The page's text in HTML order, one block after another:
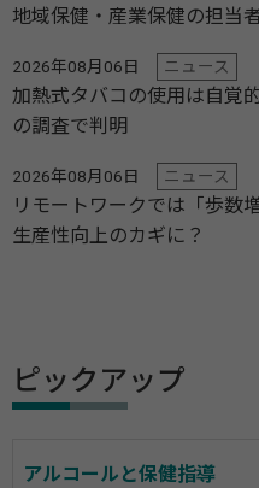
地域保健・産業保健の担当
2026年08月06日 ニュース
加熱式タバコの使用は自覚
の調査で判明
2026年08月06日 ニュース
リモートワークでは「歩数
生産性向上のカギに？
ピックアップ
アルコールと保健指導